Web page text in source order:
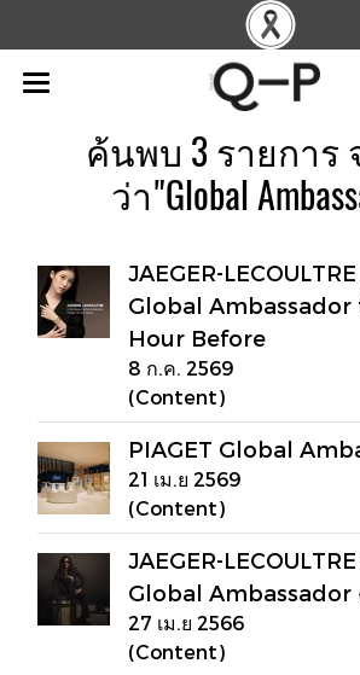
ค้นพบ 3 รายการ
ว่า"Global
JAEGER-
Global Ambassador
Hour Before
8 ก.ค. 2569
(Content)
PIAGET Global
21 เม.ย 2569
(Content)
JAEGER-
Global Ambassador
27 เม.ย 2566
(Content)